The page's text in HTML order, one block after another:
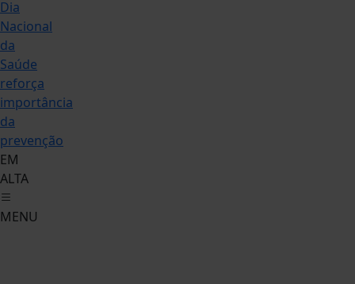
Dia
Nacional
da
Saúde
reforça
importância
da
prevenção
EM
ALTA
MENU